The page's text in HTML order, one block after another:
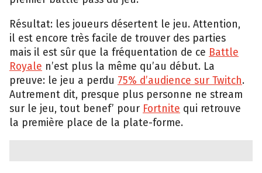
Résultat: les joueurs désertent le jeu. Attention,
il est encore très facile de trouver des parties
mais il est sûr que la fréquentation de ce Battle
Royale n’est plus la même qu’au début. La
preuve: le jeu a perdu 75% d’audience sur Twitch.
Autrement dit, presque plus personne ne stream
sur le jeu, tout benef’ pour Fortnite qui retrouve
la première place de la plate-forme.